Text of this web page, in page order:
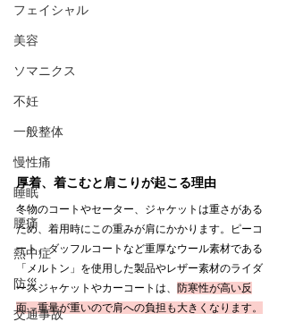
フェイシャル
美容
ソマニクス
不妊
一般整体
慢性痛
睡眠
腰痛
熱中症
防災
交通事故
厚着、着こむと肩こりが起こる理由
冬物のコートやセーター、ジャケットは重さがある
ため、着用時にこの重みが肩にかかります。ピーコ
ート、ダッフルコートなど重厚なウール素材である
「メルトン」を使用した製品やレザー素材のライダ
ースジャケットやカーコートは、 防寒性が高い反
面、重量が重いので肩への負担も大きくなります。